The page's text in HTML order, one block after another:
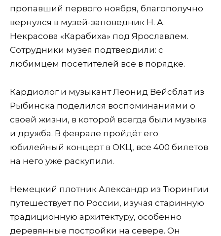
пропавший первого ноября, благополучно
вернулся в музей-заповедник Н. А.
Некрасова «Карабиха» под Ярославлем.
Сотрудники музея подтвердили: с
любимцем посетителей всё в порядке.
Кардиолог и музыкант Леонид Вейсблат из
Рыбинска поделился воспоминаниями о
своей жизни, в которой всегда были музыка
и дружба. В феврале пройдёт его
юбилейный концерт в ОКЦ, все 400 билетов
на него уже раскупили.
Немецкий плотник Александр из Тюрингии
путешествует по России, изучая старинную
традиционную архитектуру, особенно
деревянные постройки на севере. Он